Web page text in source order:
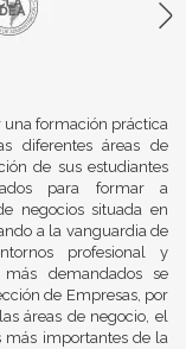
una formación práctica
diferentes áreas de
de sus estudiantes
para formar a
negocios situada en
a la vanguardia de
profesional y
demandados se
de Empresas, por
áreas de negocio, el
más importantes de la